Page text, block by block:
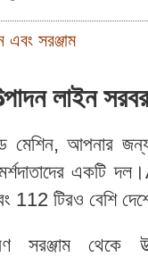
সরঞ্জাম
লাইন
আপনার জন্য
একটি
112 টিরও বেশি
সরঞ্জাম থেকে